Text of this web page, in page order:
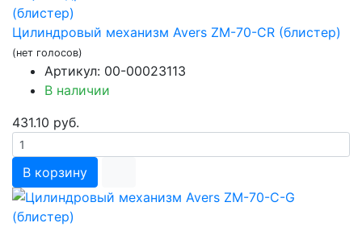
Цилиндровый механизм Avers ZM-70-CR (блистер)
(нет голосов)
Артикул: 00-00023113
В наличии
431.10 руб.
В корзину